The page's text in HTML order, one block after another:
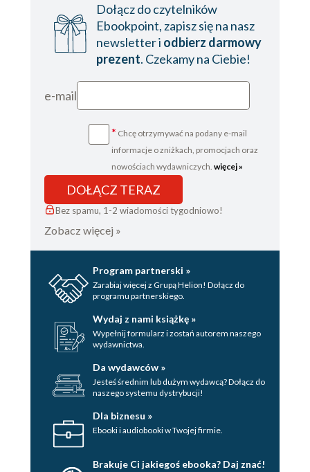
Dołącz do czytelników
Ebookpoint, zapisz się na nasz
newsletter i odbierz darmowy
prezent. Czekamy na Ciebie!
e-mail
* Chcę otrzymywać na podany e-mail
informacje o zniżkach, promocjach oraz
nowościach wydawniczych. więcej »
DOŁĄCZ TERAZ
Bez spamu, 1-2 wiadomości tygodniowo!
Zobacz więcej »
Program partnerski »
Zarabiaj więcej z Grupą Helion! Dołącz do
programu partnerskiego.
Wydaj z nami książkę »
Wypełnij formularz i zostań autorem naszego
wydawnictwa.
Da wydawców »
Jesteś średnim lub dużym wydawcą? Dołącz do
naszego systemu dystrybucji!
Dla biznesu »
Ebooki i audiobooki w Twojej firmie.
Brakuje Ci jakiegoś ebooka? Daj znać!